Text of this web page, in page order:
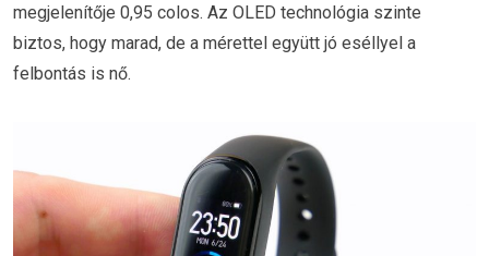
megjelenítője 0,95 colos. Az OLED technológia szinte
biztos, hogy marad, de a mérettel együtt jó eséllyel a
felbontás is nő.